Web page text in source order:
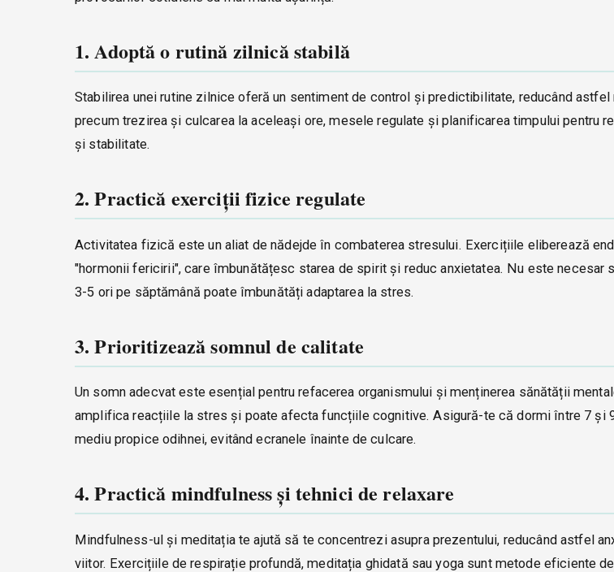
1. Adoptă o rutină zilnică stabilă
Stabilirea unei rutine zilnice oferă un sentiment de control și predictibilitate, reducând
precum trezirea și culcarea la aceleași ore, mesele regulate și planificarea timpului pentru
și stabilitate.
2. Practică exerciții fizice regulate
Activitatea fizică este un aliat de nădejde în combaterea stresului. Exercițiile eliberează
"hormonii fericirii", care îmbunătățesc starea de spirit și reduc anxietatea. Nu este necesar
3-5 ori pe săptămână poate îmbunătăți adaptarea la stres.
3. Prioritizează somnul de calitate
Un somn adecvat este esențial pentru refacerea organismului și menținerea sănătății
amplifica reacțiile la stres și poate afecta funcțiile cognitive. Asigură-te că dormi între 7 și
mediu propice odihnei, evitând ecranele înainte de culcare.
4. Practică mindfulness și tehnici de relaxare
Mindfulness-ul și meditația te ajută să te concentrezi asupra prezentului, reducând astfel
viitor. Exercițiile de respirație profundă, meditația ghidată sau yoga sunt metode eficiente